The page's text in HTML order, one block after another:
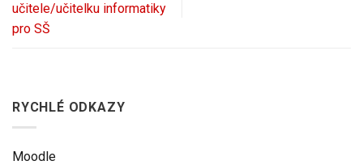
učitele/učitelku informatiky
pro SŠ
RYCHLÉ ODKAZY
Moodle